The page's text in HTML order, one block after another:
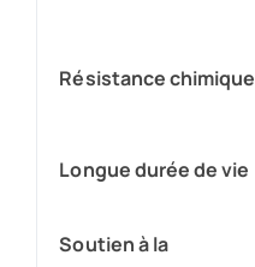
Résistance chimique
Longue durée de vie
Soutien à la